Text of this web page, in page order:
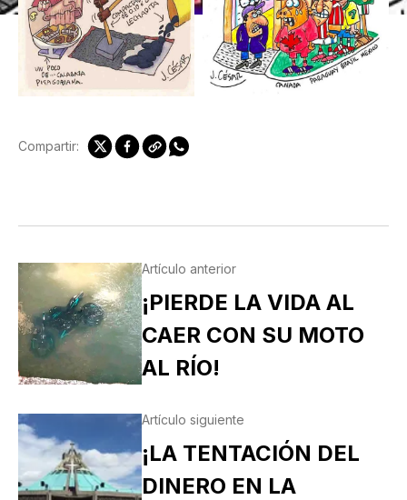
Compartir:
Artículo anterior
¡PIERDE LA VIDA AL
CAER CON SU MOTO
AL RÍO!
Artículo siguiente
¡LA TENTACIÓN DEL
DINERO EN LA